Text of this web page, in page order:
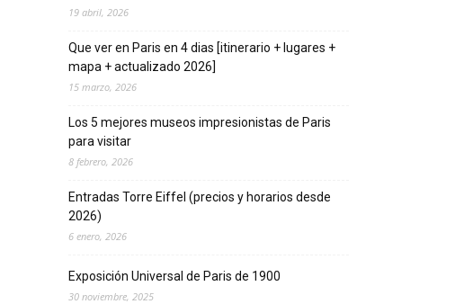
19 abril, 2026
Que ver en Pari­s en 4 di­as [itinerario + lugares +
mapa + actualizado 2026]
15 marzo, 2026
Los 5 mejores museos impresionistas de Pari­s
para visitar
8 febrero, 2026
Entradas Torre Eiffel (precios y horarios desde
2026)
6 enero, 2026
Exposición Universal de Pari­s de 1900
30 noviembre, 2025